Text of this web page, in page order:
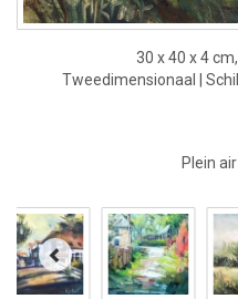
30 x 40 x 4
Tweedimensionaal |
Plein